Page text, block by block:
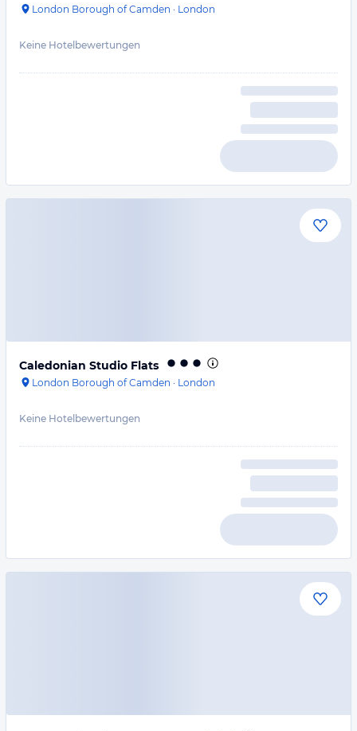
London Borough of Camden · London
Keine Hotelbewertungen
Caledonian Studio Flats
London Borough of Camden · London
Keine Hotelbewertungen